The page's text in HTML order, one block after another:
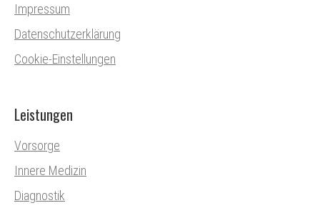
Impressum
Datenschutzerklärung
Cookie-Einstellungen
Leistungen
Vorsorge
Innere Medizin
Diagnostik